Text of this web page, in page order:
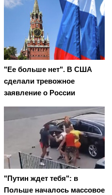
"Ее больше нет". В США
сделали тревожное
заявление о России
"Путин ждет тебя": в
Польше началось массовое